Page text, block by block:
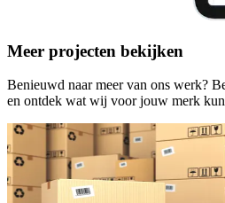
Meer projecten bekijken
Benieuwd naar meer van ons werk?
en ontdek wat wij voor jouw merk